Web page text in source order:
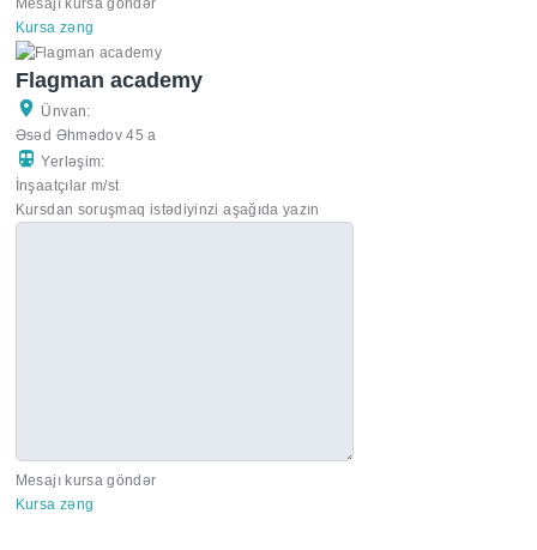
Mesajı kursa göndər
Kursa zəng
Flagman academy
Ünvan:
Əsəd Əhmədov 45 a
Yerləşim:
İnşaatçılar m/st
Kursdan soruşmaq istədiyinzi aşağıda yazın
Mesajı kursa göndər
Kursa zəng